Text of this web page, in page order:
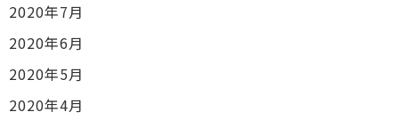
2020年7月
2020年6月
2020年5月
2020年4月